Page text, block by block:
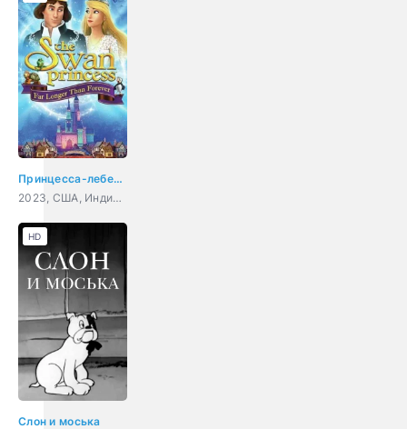
Принцесса-лебедь: Дольше, чем вечность
2023, США, Индия, Корея Южная, мультфильм, семейный
Слон и моська
HD